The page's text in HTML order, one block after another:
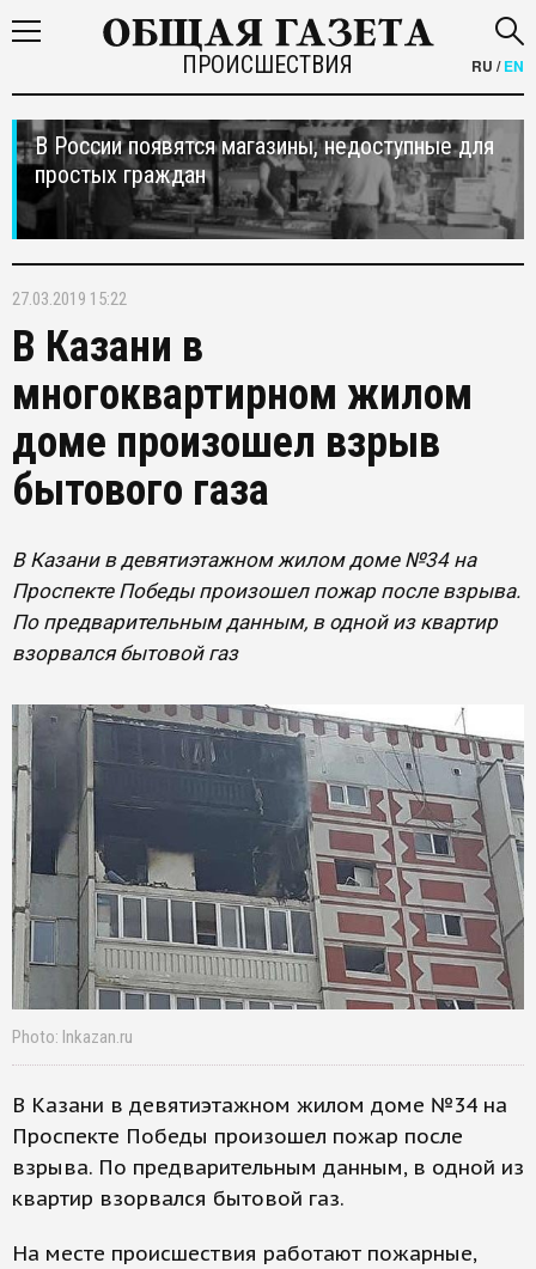
ПРОИСШЕСТВИЯ RU /EN
В России появятся магазины, недоступные для
простых граждан
27.03.2019 15:22
В Казани в
многоквартирном жилом
доме произошел взрыв
бытового газа
В Казани в девятиэтажном жилом доме №34 на
Проспекте Победы произошел пожар после взрыва.
По предварительным данным, в одной из квартир
взорвался бытовой газ
Photo: Inkazan.ru
В Казани в девятиэтажном жилом доме №34 на
Проспекте Победы произошел пожар после
взрыва. По предварительным данным, в одной из
квартир взорвался бытовой газ.
На месте происшествия работают пожарные,